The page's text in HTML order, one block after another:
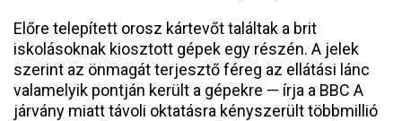
Előre telepített orosz kártevőt találtak a brit
iskolásoknak kiosztott gépek egy részén. A jelek
szerint az önmagát terjesztő féreg az ellátási lánc
valamelyik pontján került a gépekre — írja a BBC A
járvány miatt távoli oktatásra kényszerült többmillió